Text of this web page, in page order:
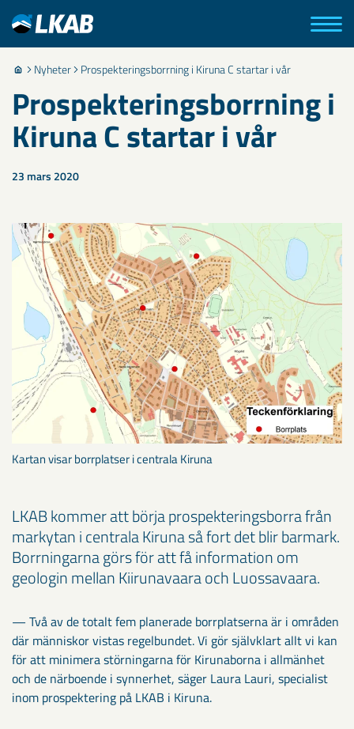
Nyheter Prospekteringsborrning i Kiruna C startar i vår
Prospekteringsborrning i
Kiruna C startar i vår
23 mars 2020
Kartan visar borrplatser i centrala Kiruna
LKAB kommer att börja prospekteringsborra från
markytan i centrala Kiruna så fort det blir barmark.
Borrningarna görs för att få information om
geologin mellan Kiirunavaara och Luossavaara.
— Två av de totalt fem planerade borrplatserna är i områden
där människor vistas regelbundet. Vi gör självklart allt vi kan
för att minimera störningarna för Kirunaborna i allmänhet
och de närboende i synnerhet, säger Laura Lauri, specialist
inom prospektering på LKAB i Kiruna.